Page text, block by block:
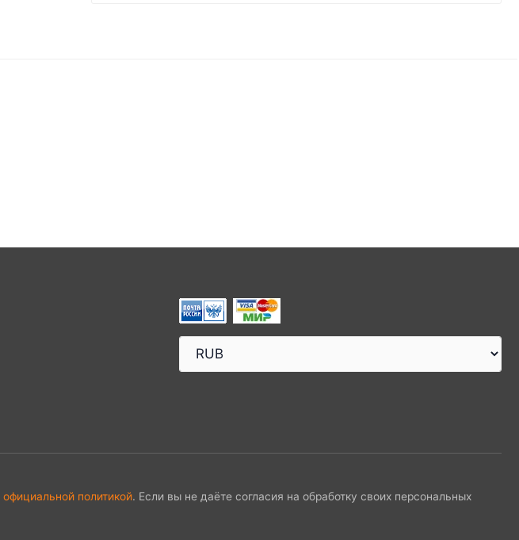
официальной политикой. Если вы не даёте согласия на обработку своих персональных